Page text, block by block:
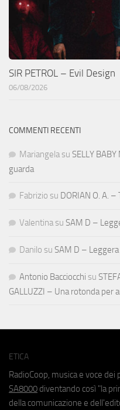
SIR PETROL – Evil Design
06/08/2026
COMMENTI RECENTI
Mariangela su SELLY
guarda
Fabrizio su DORIAN O. A. –
Valentina su SAM D –
Danilo su SAM D –
Antonio Bacciocchi su
GALLUZZI – Una rotonda per
ETICA
RadioCoop, musica e voce
SA8000 diventando così "la
della comunicazione e